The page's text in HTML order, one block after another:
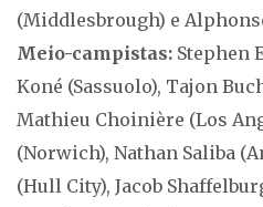
(Middlesbrough) e
Meio-campistas: Stephen
Koné (Sassuolo), Tajon
Mathieu Choinière (Los
(Norwich), Nathan Saliba
(Hull City), Jacob